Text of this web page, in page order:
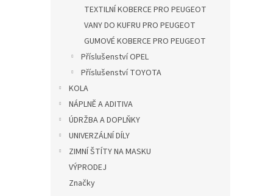
TEXTILNÍ KOBERCE PRO PEUGEOT
VANY DO KUFRU PRO PEUGEOT
GUMOVÉ KOBERCE PRO PEUGEOT
Příslušenství OPEL
Příslušenství TOYOTA
KOLA
NÁPLNĚ A ADITIVA
ÚDRŽBA A DOPLŇKY
UNIVERZÁLNÍ DÍLY
ZIMNÍ ŠTÍTY NA MASKU
VÝPRODEJ
Značky